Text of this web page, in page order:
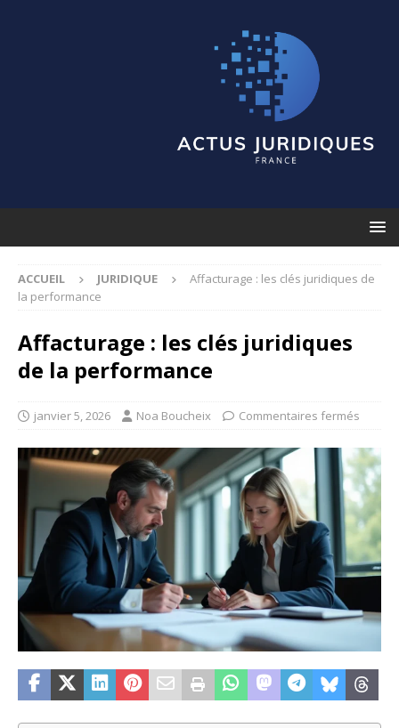
ACCUEIL JURIDIQUE
Affacturage : les clés juridiques de
la performance
Affacturage : les clés juridiques
de la performance
janvier 5, 2026 Noa Boucheix Commentaires fermés